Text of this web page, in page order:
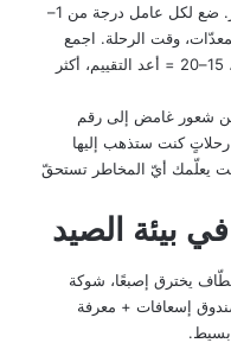
قبل أي رحلة، اعمل تقييمًا سريعًا للمخاطر. ضع لكل عامل درجة من 1–
وقت الرحلة. اجمع
الأرقام: أقل من 10 = آمن، 10–15 = حذر، 15–20 = أعد التقييم، أكثر
من شعور غامض إلى رقم
كنت ستذهب إليها
يعلّمك أيّ المخاطر تستحقّ
يخترق إصبعًا، شوكة
إسعافات + معرفة
بسيط.